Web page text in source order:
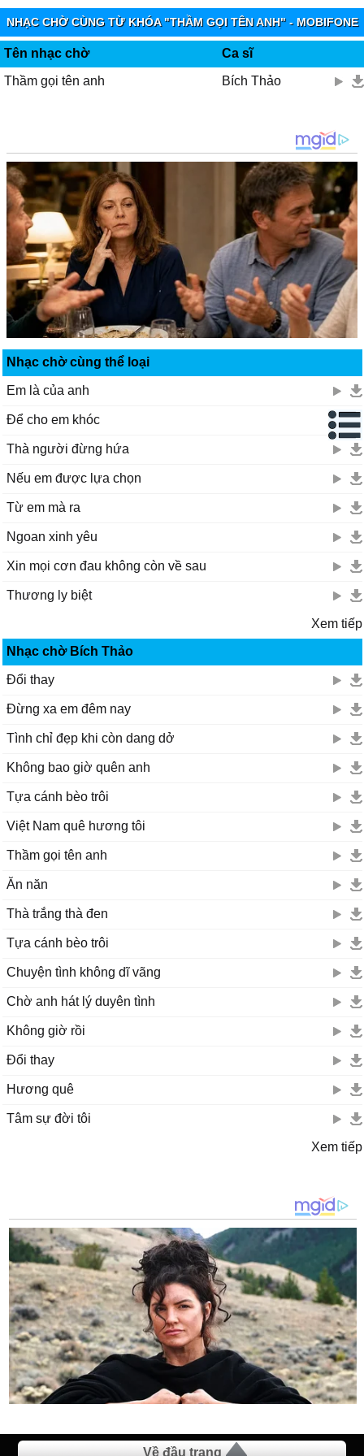
Đắm đuối ôm trong νòng tɑу
Ɗấu уêu nɑу đã ρhɑi tàn
Ϲuộc tình quɑ đi νội νàng
Ąnh ơi! Mình đành mất nhɑu!
NHẠC CHỜ CÙNG TỪ KHÓA "THẦM GỌI TÊN ANH" - MOBIFONE
Tên nhạc chờ
Ca sĩ
Thầm gọi tên anh
Bích Thảo
Nhạc chờ cùng thể loại
Em là của anh
Để cho em khóc
Thà người đừng hứa
Nếu em được lựa chọn
Từ em mà ra
Ngoan xinh yêu
Xin mọi cơn đau không còn về sau
Thương ly biệt
Xem tiếp
Nhạc chờ Bích Thảo
Đổi thay
Đừng xa em đêm nay
Tình chỉ đẹp khi còn dang dở
Không bao giờ quên anh
Tựa cánh bèo trôi
Việt Nam quê hương tôi
Thầm gọi tên anh
Ăn năn
Thà trắng thà đen
Tựa cánh bèo trôi
Chuyện tình không dĩ vãng
Chờ anh hát lý duyên tình
Không giờ rồi
Đổi thay
Hương quê
Tâm sự đời tôi
Xem tiếp
Về đầu trang